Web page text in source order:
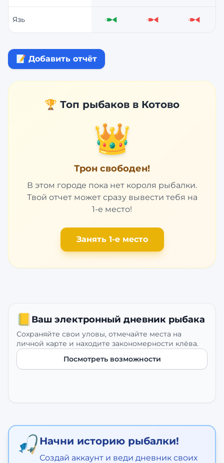
Язь Отлично Слабо Слабо
📝 Добавить отчёт
🏆 Топ рыбаков в Котово
👑
Трон свободен!
В этом городе пока нет короля рыбалки.
Твой отчет может сразу вывести тебя на
1-е место!
Занять 1-е место
📒 Ваш электронный дневник рыбака
Сохраняйте свои уловы, отмечайте места на
личной карте и находите закономерности клёва.
Посмотреть возможности
🎣 Начни историю рыбалки!
Создай аккаунт и веди дневник своих